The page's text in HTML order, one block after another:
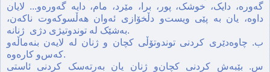
گه‌وره، دایک، خوشک، پور، برا، مێرد، مام، دایه‌ گه‌وره‌و... لایان
داوه،‌ یان به‌ پێی ویست‌و دڵخۆازی ئه‌وان هه‌ڵسوکه‌وت ناکه‌ن،
به‌شێک له‌ توندوتیژی دژی ‌ ژنانه‌.
ب. چاوه‌دێری کردنی توندوتۆڵی کچان و ژنان له‌ لایه‌ن بنه‌ماڵه‌‌و
که‌س‌و کاره‌وه‌.
س. بێبه‌ش ‌کردنی کچان‌و ژنان یان به‌رته‌سک‌ کردنی ئاستی